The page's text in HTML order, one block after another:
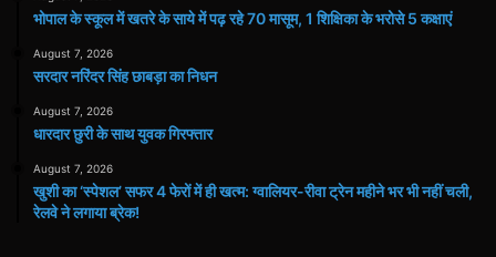
भोपाल के स्कूल में खतरे के साये में पढ़ रहे 70 मासूम, 1 शिक्षिका के भरोसे 5 कक्षाएं
August 7, 2026
सरदार नरिंदर सिंह छाबड़ा का निधन
August 7, 2026
धारदार छुरी के साथ युवक गिरफ्तार
August 7, 2026
खुशी का ‘स्पेशल’ सफर 4 फेरों में ही खत्म: ग्वालियर-रीवा ट्रेन महीने भर भी नहीं चली,
रेलवे ने लगाया ब्रेक!